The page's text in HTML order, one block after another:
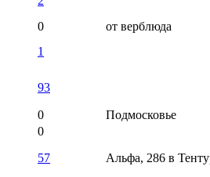
0 от верблюда
1
93
0
Подмосковье
0
57 Альфа, 286 в